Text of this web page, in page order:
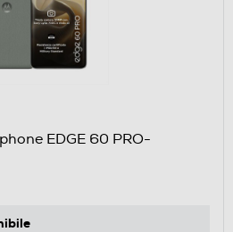
EDGE 60 PRO-